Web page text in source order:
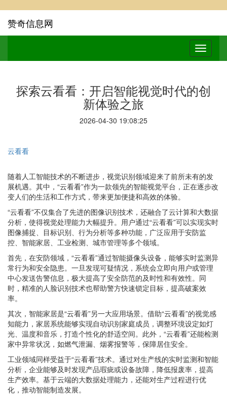
赞奇信息网
探索云看看：开启智能视觉时代的创
新体验之旅
2026-04-30 19:08:25
云看看
随着人工智能技术的不断进步，视觉识别领域迎来了前所未有的发
展机遇。其中，“云看看”作为一款领先的智能视觉平台，正在逐步改
变人们的生活和工作方式，带来更加便捷和高效的体验。
“云看看”不仅集合了先进的图像识别技术，还融合了云计算和大数据
分析，使得视觉处理能力大幅提升。用户通过“云看看”可以实现实时
图像捕捉、目标识别、行为分析等多种功能，广泛应用于安防监
控、智能家居、工业检测、城市管理等多个领域。
首先，在安防领域，“云看看”通过智能摄像头设备，能够实时监测异
常行为和安全隐患。一旦发现可疑情况，系统会立即向用户或管理
中心发送告警信息，极大提高了安全防范的及时性和有效性。同
时，精准的人脸识别技术也帮助警方快速锁定目标，提高破案效
率。
其次，智能家居是“云看看”另一大应用场景。借助“云看看”的视觉感
知能力，家居系统能够实现自动识别家庭成员，调整环境设定如灯
光、温度和音乐，打造个性化的舒适空间。此外，“云看看”还能检测
家中异常状况，如燃气泄漏、烟雾报警等，保障居住安全。
工业领域同样受益于“云看看”技术。通过对生产线的实时监测和智能
分析，企业能够及时发现产品瑕疵或设备故障，降低报废率，提高
生产效率。基于云端的大数据处理能力，还能对生产过程进行优
化，推动智能制造发展。